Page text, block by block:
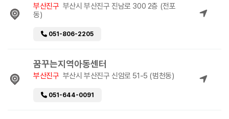
부산진구 부산시 부산진구 진남로 300 2층 (전포
동)
051-806-2205
꿈꾸는지역아동센터
부산진구 부산시 부산진구 신암로 51-5 (범천동)
051-644-0091